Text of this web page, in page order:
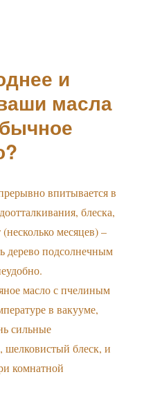
и
масла
впитывается в
блеска,
месяцев) –
дерево подсолнечным
масло с пчелиным
в вакууме,
сильные
шелковистый блеск, и
комнатной